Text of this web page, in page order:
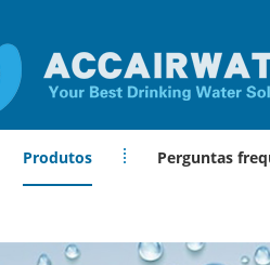
Produtos Perguntas